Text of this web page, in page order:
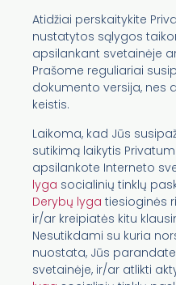
Atidžiai perskaitykite
nustatytos sąlygos
apsilankant svetainėje
Prašome reguliariai
dokumento versija, nes
keistis.
Laikoma, kad Jūs
sutikimą laikytis
apsilankote Interneto
lyga socialinių tinklų
Derybų lyga tiesioginės
ir/ar kreipiatės kitu
Nesutikdami su kuria
nuostata, Jūs
svetainėje, ir/ar atlikti